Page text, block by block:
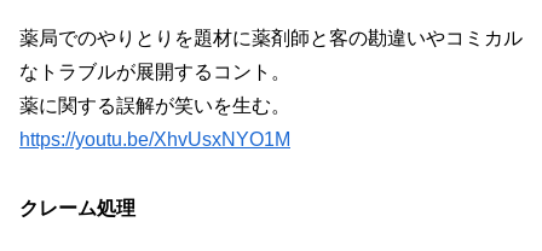
薬局でのやりとりを題材に薬剤師と客の勘違いやコミカル
なトラブルが展開するコント。
薬に関する誤解が笑いを生む。
https://youtu.be/XhvUsxNYO1M
クレーム処理